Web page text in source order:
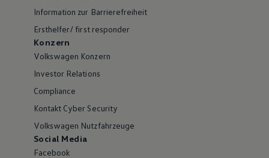
Information zur Barrierefreiheit
Ersthelfer/ first responder
Konzern
Volkswagen Konzern
Investor Relations
Compliance
Kontakt Cyber Security
Volkswagen Nutzfahrzeuge
Social Media
Facebook